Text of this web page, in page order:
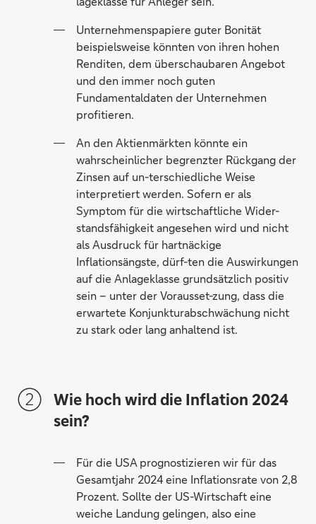
Unternehmenspapiere guter Bonität
beispielsweise könnten von ihren hohen
Renditen, dem überschaubaren Angebot
und den immer noch guten
Fundamentaldaten der Unternehmen
profitieren.
An den Aktienmärkten könnte ein
wahrscheinlicher begrenzter Rückgang der
Zinsen auf un-terschiedliche Weise
interpretiert werden. Sofern er als
Symptom für die wirtschaftliche Wider-
standsfähigkeit angesehen wird und nicht
als Ausdruck für hartnäckige
Inflationsängste, dürf-ten die Auswirkungen
auf die Anlageklasse grundsätzlich positiv
sein – unter der Vorausset-zung, dass die
erwartete Konjunkturabschwächung nicht
zu stark oder lang anhaltend ist.
Wie hoch wird die Inflation 2024
sein?
Für die USA prognostizieren wir für das
Gesamtjahr 2024 eine Inflationsrate von 2,8
Prozent. Sollte der US-Wirtschaft eine
weiche Landung gelingen, also eine